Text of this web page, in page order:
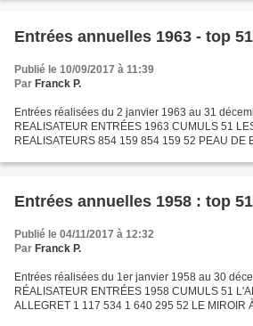
Entrées annuelles 1963 - top
Publié le 10/09/2017 à 11:39
Par Franck P.
Entrées réalisées du 2 janvier 1963 au 31
REALISATEUR ENTRÉES 1963 CUMULS 51
REALISATEURS 854 159 854 159 52 PEAU DE
838 811 928 835...
Entrées annuelles 1958 : top
Publié le 04/11/2017 à 12:32
Par Franck P.
Entrées réalisées du 1er janvier 1958 au 30
RÉALISATEUR ENTRÉES 1958 CUMULS 51
ALLEGRET 1 117 534 1 640 295 52 LE MIROIR